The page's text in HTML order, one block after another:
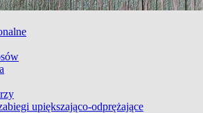
upiększająco-odprężające